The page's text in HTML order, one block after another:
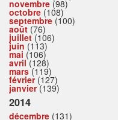
novembre (98)
octobre (108)
septembre (100)
août (76)
juillet(106)
juin (113)
mai (106)
avril(128)
mars(119)
février(127)
janvier(139)
2014
décembre (131)